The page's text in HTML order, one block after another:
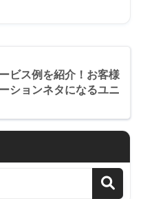
ビス例を紹介！お客様
ションネタになるユニ